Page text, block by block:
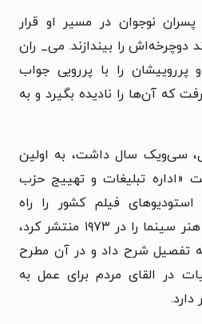
نوجوان در مسیر او قرار
را بیندازند. می_ ران
را با پررویی جواب
که آن‌ها را نادیده بگیرد و به
سی‌ویک سال داشت، به اولین
تبلیغات و تهییج حزب
فیلم کشور را راه
انداخت. او کتاب در باب هنر سینما را در ۱۹۷۳ منتشر کرد،
تفصیل شرح داد و در آن مطرح
در القای مردم برای عمل به
دارد.‬‬‬‬‬‬‬‬‬‬‬‬‬‬‬‬‬‬‬‬‬‬